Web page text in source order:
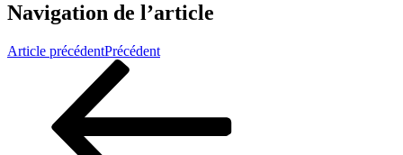
Navigation de l’article
Article précédentPrécédent